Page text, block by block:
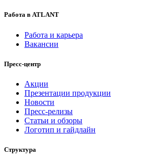
Работа в ATLANT
Работа и карьера
Вакансии
Пресс-центр
Акции
Презентации продукции
Новости
Пресс-релизы
Статьи и обзоры
Логотип и гайдлайн
Структура